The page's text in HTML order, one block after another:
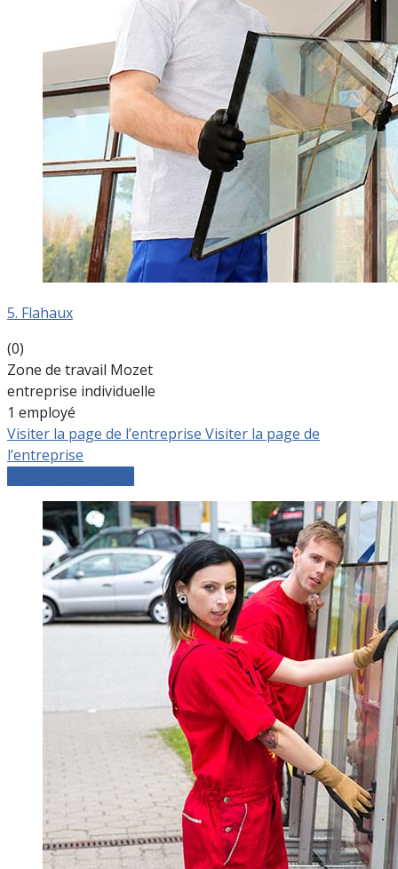
5. Flahaux
(0)
Zone de travail Mozet
entreprise individuelle
1 employé
Visiter la page de l’entreprise Visiter la page de
l’entreprise